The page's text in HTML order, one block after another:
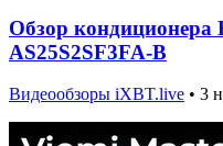
Обзор кондиционера
AS25S2SF3FA-B
Видеообзоры iXBT.live • 3